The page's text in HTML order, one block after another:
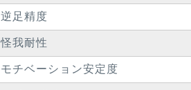
逆足精度
怪我耐性
モチベーション安定度